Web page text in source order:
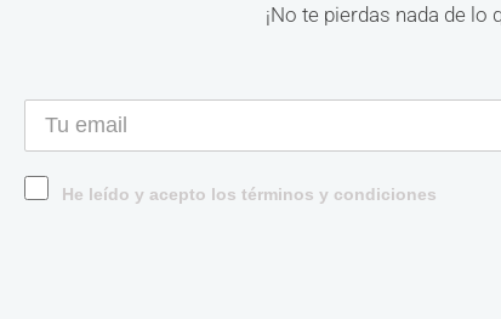
¡No te pierdas nada de lo
He leído y acepto los términos y condiciones